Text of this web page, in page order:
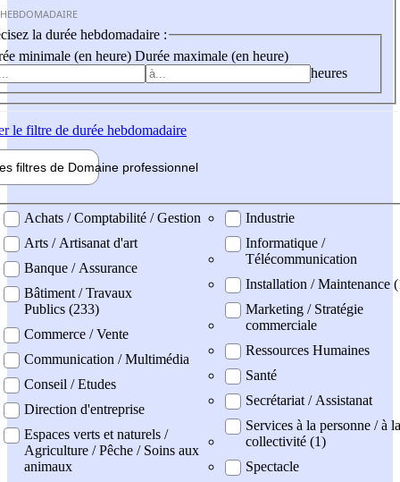
la durée hebdomadaire :
minimale (en heure) Durée maximale (en heure)
heures
le filtre de durée hebdomadaire
filtres de Domaine professionnel
professionel
Achats / Comptabilité / Gestion
Arts / Artisanat d'art
Banque / Assurance
Bâtiment / Travaux
Publics (233)
Commerce / Vente
Communication / Multimédia
Conseil / Etudes
Direction d'entreprise
Espaces verts et naturels /
Agriculture / Pêche / Soins aux
animaux
Industrie
Informatique /
Télécommunication
Installation / Maintenance
Marketing / Stratégie
commerciale
Ressources Humaines
Santé
Secrétariat / Assistanat
Services à la personne / à la
collectivité (1)
Spectacle